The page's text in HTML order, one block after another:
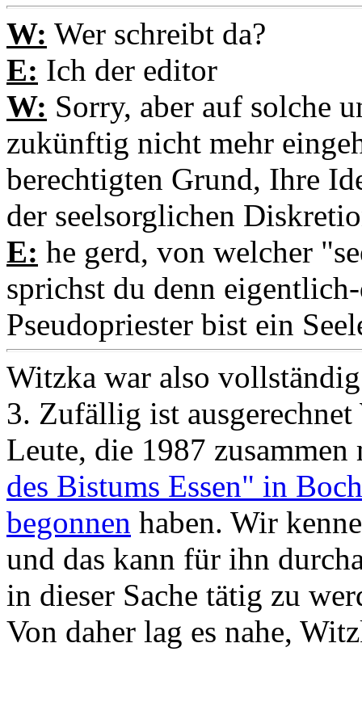
W: Wer schreibt da?
E: Ich der editor
W: Sorry, aber auf solche
zukünftig nicht mehr
berechtigten Grund, Ihre
der seelsorglichen
E: he gerd, von welcher
sprichst du denn
Pseudopriester bist ein
Witzka war also
3. Zufällig ist
Leute, die 1987
des Bistums Essen" in
begonnen haben. Wir
und das kann für ihn
in dieser Sache tätig zu
Von daher lag es nahe,